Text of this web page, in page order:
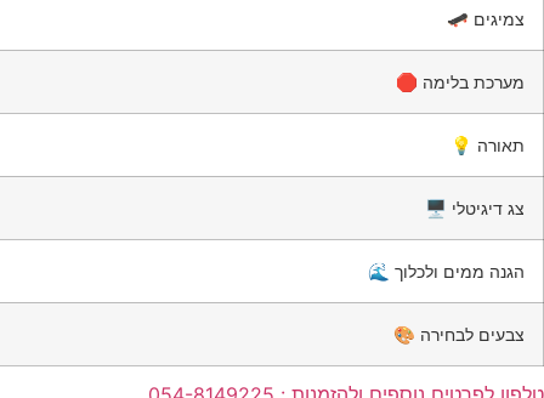
🛹 צמיגים
🛑 מערכת בלימה
💡 תאורה
🖥️ צג דיגיטלי
🌊 הגנה ממים ולכלוך
🎨 צבעים לבחירה